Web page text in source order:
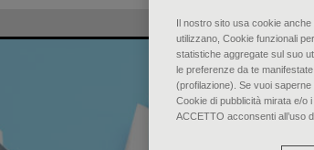
Il nostro sito usa cookie
utilizzano, Cookie funzionali
statistiche aggregate sul suo
le preferenze da te
(profilazione). Se vuoi
Cookie di pubblicità mirata e/
ACCETTO acconsenti all’uso